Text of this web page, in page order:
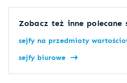
Zobacz też inne polecane
sejfy na przedmioty
sejfy biurowe